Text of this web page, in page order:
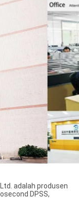
adalah produsen
DPSS,